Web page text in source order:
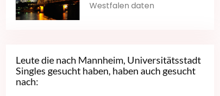
Westfalen daten
Leute die nach Mannheim, Universitätsstadt
Singles gesucht haben, haben auch gesucht
nach: